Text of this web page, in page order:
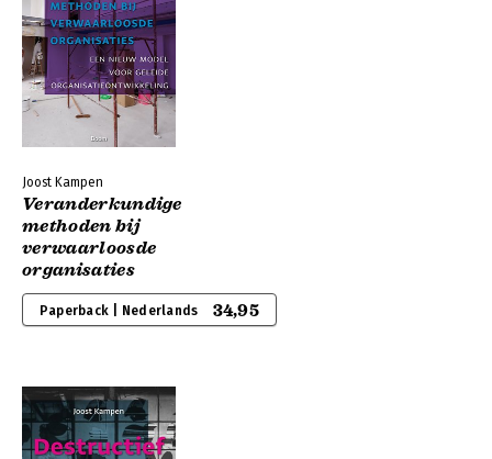
Joost Kampen
Veranderkundige
methoden bij
verwaarloosde
organisaties
Paperback | Nederlands 34,95